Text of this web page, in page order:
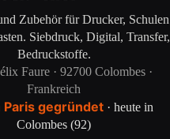
Zubehör für Drucker, Schulen
Siebdruck, Digital, Transfer,
Bedruckstoffe.
Faure · 92700 Colombes ·
Frankreich
Paris gegründet· heute in
Colombes (92)